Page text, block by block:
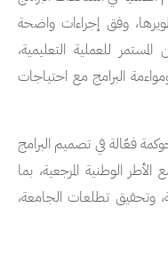
وفق إجراءات واضحة
للعملية التعليمية،
ومواءمة البرامج مع احتياجات
فعّالة في تصميم البرامج
الوطنية المرجعية، بما
وتحقيق تطلعات الجامعة،